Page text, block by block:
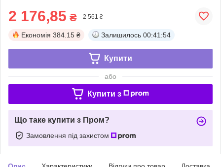
2 176,85 ₴ 2 561 ₴
Економія 384.15 ₴ Залишилось 00:41:54
Купити
або
Купити з
Що таке купити з Пром?
Замовлення під захистом